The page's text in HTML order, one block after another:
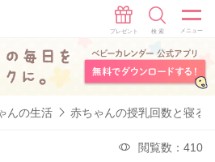
んの生活 赤ちゃんの授乳回数と寝る
閲覧数：410